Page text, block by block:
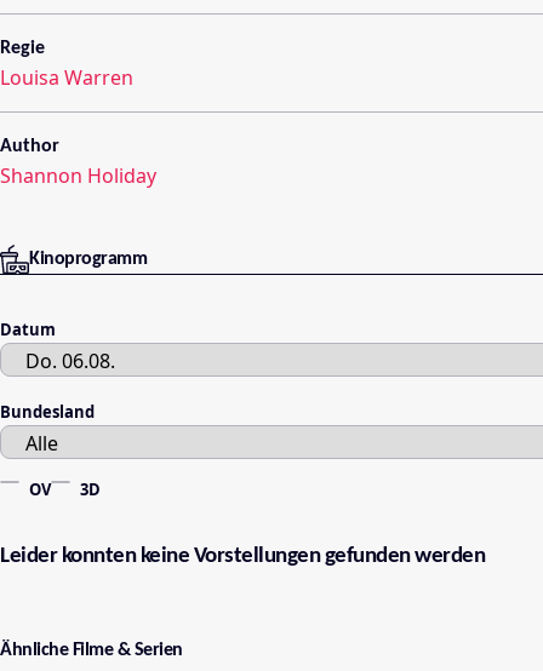
Regie
Louisa Warren
Author
Shannon Holiday
Kinoprogramm
Datum
Bundesland
OV 3D
Leider konnten keine Vorstellungen gefunden werden
Ähnliche Filme & Serien